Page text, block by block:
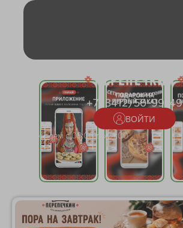
+7 (3412) 56-99-49
ВОЙТИ
Работаем с 08:00 до 21:00